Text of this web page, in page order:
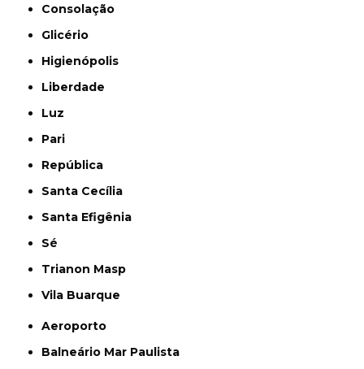
Consolação
Glicério
Higienópolis
Liberdade
Luz
Pari
República
Santa Cecília
Santa Efigênia
Sé
Trianon Masp
Vila Buarque
Aeroporto
Balneário Mar Paulista